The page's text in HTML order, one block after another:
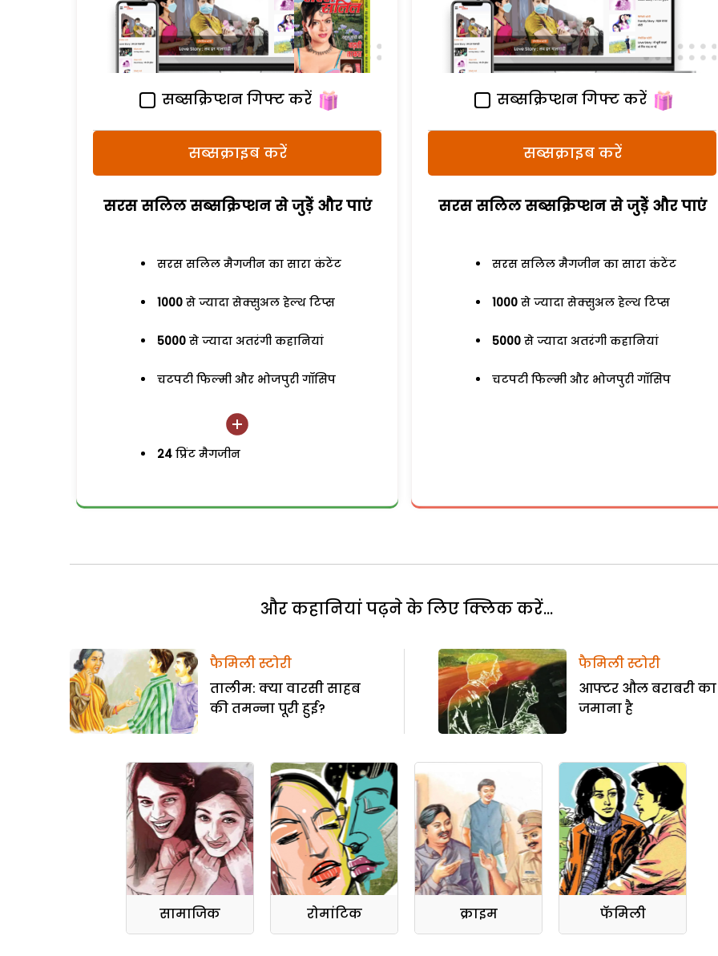
सब्सक्रिप्शन गिफ्ट करें
सब्सक्राइब करें
सरस सलिल सब्सक्रिप्शन से जुड़ेें और पाएं
सरस सलिल मैगजीन का सारा कंटेंट
1000 से ज्यादा सेक्सुअल हेल्थ टिप्स
5000 से ज्यादा अतरंगी कहानियां
चटपटी फिल्मी और भोजपुरी गॉसिप
24 प्रिंट मैगजीन
सब्सक्रिप्शन गिफ्ट करें
सब्सक्राइब करें
सरस सलिल सब्सक्रिप्शन से जुड़ेें और पाएं
सरस सलिल मैगजीन का सारा कंटेंट
1000 से ज्यादा सेक्सुअल हेल्थ टिप्स
5000 से ज्यादा अतरंगी कहानियां
चटपटी फिल्मी और भोजपुरी गॉसिप
और कहानियां पढ़ने के लिए क्लिक करें...
फैमिली स्टोरी
तालीम: क्या वारसी साहब
की तमन्ना पूरी हुई?
फैमिली स्टोरी
आफ्टर औल बराबरी का
जमाना है
सामाजिक रोमांटिक क्राइम फॅमिली